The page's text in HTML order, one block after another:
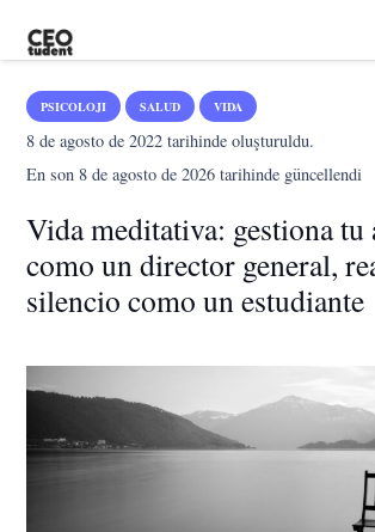
PSICOLOJI SALUD VIDA
8 de agosto de 2022 tarihinde oluşturuldu.
En son8 de agosto de 2026 tarihinde güncellendi
Vida meditativa: gestiona tu
como un director general,
silencio como un estudiante